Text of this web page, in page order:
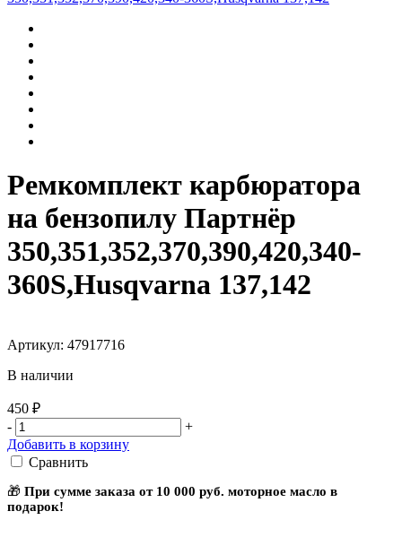
Ремкомплект карбюратора
на бензопилу Партнёр
350,351,352,370,390,420,340-
360S,Husqvarna 137,142
Артикул: 47917716
В наличии
450 ₽
-
+
Добавить в корзину
Сравнить
🎁 При сумме заказа от 10 000 руб. моторное масло в
подарок!